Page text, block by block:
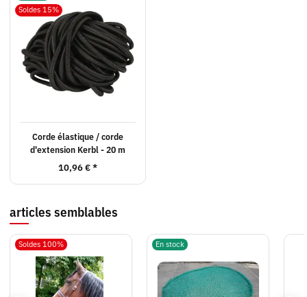
Soldes 15%
Corde élastique / corde
d'extension Kerbl - 20 m
10,96 €*
articles semblables
Soldes 100% En stock